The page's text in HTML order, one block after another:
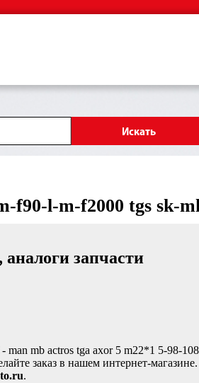
f90-l-m-f2000 tgs sk-
запчасти
man mb actros tga axor 5 m22*1 5-98-
заказ в нашем интернет-магазине.
.